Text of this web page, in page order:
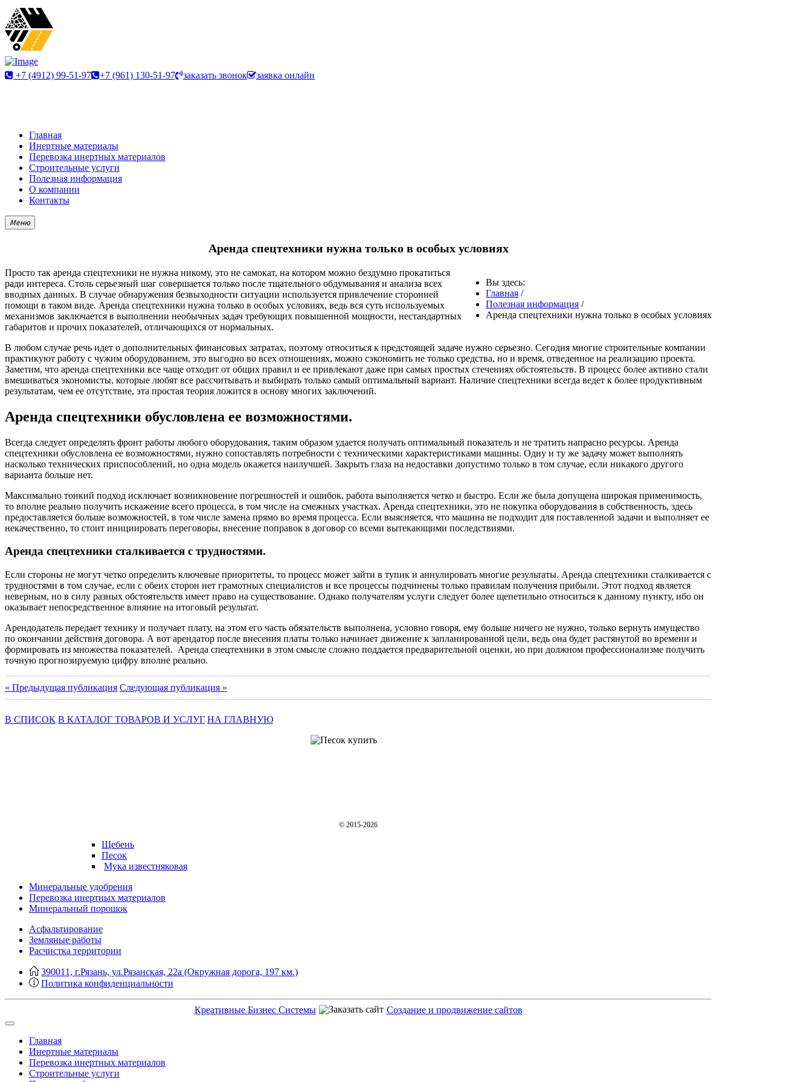
+7 (4912) 99-51-97 +7 (961) 130-51-97 заказать звонок заявка онлайн
Главная
Инертные материалы
Перевозка инертных материалов
Строительные услуги
Полезная информация
О компании
Контакты
Меню
Аренда спецтехники нужна только в особых условиях
Вы здесь:
Главная /
Полезная информация /
Аренда спецтехники нужна только в особых условиях
Просто так аренда спецтехники не нужна никому, это не самокат, на котором можно бездумно прокатиться
ради интереса. Столь серьезный шаг совершается только после тщательного обдумывания и анализа всех
вводных данных. В случае обнаружения безвыходности ситуации используется привлечение сторонней
помощи в таком виде. Аренда спецтехники нужна только в особых условиях, ведь вся суть используемых
механизмов заключается в выполнении необычных задач требующих повышенной мощности, нестандартных
габаритов и прочих показателей, отличающихся от нормальных.
В любом случае речь идет о дополнительных финансовых затратах, поэтому относиться к предстоящей задаче нужно серьезно. Сегодня многие строительные компании
практикуют работу с чужим оборудованием, это выгодно во всех отношениях, можно сэкономить не только средства, но и время, отведенное на реализацию проекта.
Заметим, что аренда спецтехники все чаще отходит от общих правил и ее привлекают даже при самых простых стечениях обстоятельств. В процесс более активно стали
вмешиваться экономисты, которые любят все рассчитывать и выбирать только самый оптимальный вариант. Наличие спецтехники всегда ведет к более продуктивным
результатам, чем ее отсутствие, эта простая теория ложится в основу многих заключений.
Аренда спецтехники обусловлена ее возможностями.
Всегда следует определять фронт работы любого оборудования, таким образом удается получать оптимальный показатель и не тратить напрасно ресурсы. Аренда
спецтехники обусловлена ее возможностями, нужно сопоставлять потребности с техническими характеристиками машины. Одну и ту же задачу может выполнять
насколько технических приспособлений, но одна модель окажется наилучшей. Закрыть глаза на недоставки допустимо только в том случае, если никакого другого
варианта больше нет.
Максимально тонкий подход исключает возникновение погрешностей и ошибок, работа выполняется четко и быстро. Если же была допущена широкая применимость,
то вполне реально получить искажение всего процесса, в том числе на смежных участках. Аренда спецтехники, это не покупка оборудования в собственность, здесь
предоставляется больше возможностей, в том числе замена прямо во время процесса. Если выясняется, что машина не подходит для поставленной задачи и выполняет ее
некачественно, то стоит инициировать переговоры, внесение поправок в договор со всеми вытекающими последствиями.
Аренда спецтехники сталкивается с трудностями.
Если стороны не могут четко определить ключевые приоритеты, то процесс может зайти в тупик и аннулировать многие результаты. Аренда спецтехники сталкивается с
трудностями в том случае, если с обеих сторон нет грамотных специалистов и все процессы подчинены только правилам получения прибыли. Этот подход является
неверным, но в силу разных обстоятельств имеет право на существование. Однако получателям услуги следует более щепетильно относиться к данному пункту, ибо он
оказывает непосредственное влияние на итоговый результат.
Арендодатель передает технику и получает плату, на этом его часть обязательств выполнена, условно говоря, ему больше ничего не нужно, только вернуть имущество
по окончании действия договора. А вот арендатор после внесения платы только начинает движение к запланированной цели, ведь она будет растянутой во времени и
формировать из множества показателей. Аренда спецтехники в этом смысле сложно поддается предварительной оценки, но при должном профессионализме получить
точную прогнозируемую цифру вполне реально.
« Предыдущая публикация Следующая публикация »
В СПИСОК В КАТАЛОГ ТОВАРОВ И УСЛУГ НА ГЛАВНУЮ
© 2015-2026
Щебень
Песок
Мука известняковая
Минеральные удобрения
Перевозка инертных материалов
Минеральный порошок
Асфальтирование
Земляные работы
Расчистка территории
390011, г.Рязань, ул.Рязанская, 22а (Окружная дорога, 197 км.)
Политика конфиденциальности
Креативные Бизнес Системы Создание и продвижение сайтов
Главная
Инертные материалы
Перевозка инертных материалов
Строительные услуги